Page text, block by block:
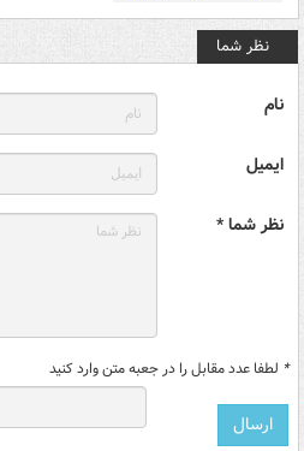
نظر شما
نام
ایمیل
نظر شما *
* لطفا عدد مقابل را در جعبه متن وارد کنید